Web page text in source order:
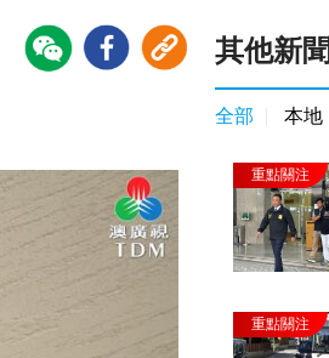
其他新聞
全部 本地